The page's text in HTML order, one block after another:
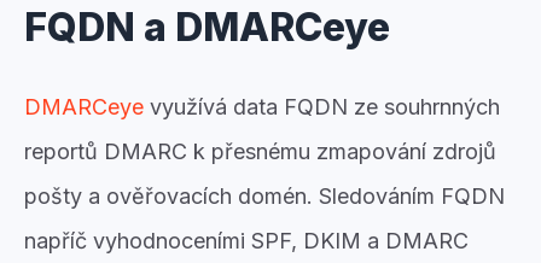
FQDN a DMARCeye
DMARCeye využívá data FQDN ze souhrnných
reportů DMARC k přesnému zmapování zdrojů
pošty a ověřovacích domén. Sledováním FQDN
napříč vyhodnoceními SPF, DKIM a DMARC